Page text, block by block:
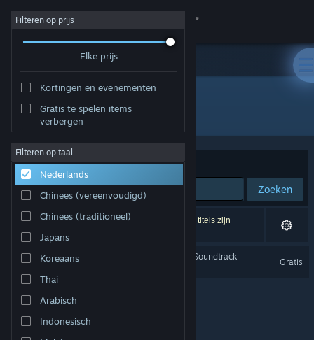
Inloggen
Community
Over
Ondersteuning
Taal wijzigen
Download de mobiele Steam-app
Desktopwebsite weergeven
Filteren op prijs
Elke prijs
Kortingen en evenementen
Gratis te spelen items
verbergen
Filteren op taal
Nederlands
Chinees (vereenvoudigd)
Chinees (traditioneel)
Japans
Koreaans
Thai
Arabisch
Indonesisch
Ontwikkelaar: Redact Games
Sorteren op Relevantie
Zoeken
1 resultaat komt overeen met je zoekopdracht. 2 titels zijn
uitgesloten op basis van je voorkeuren.
Dread X Collection Year 1 Soundtrack
Gratis